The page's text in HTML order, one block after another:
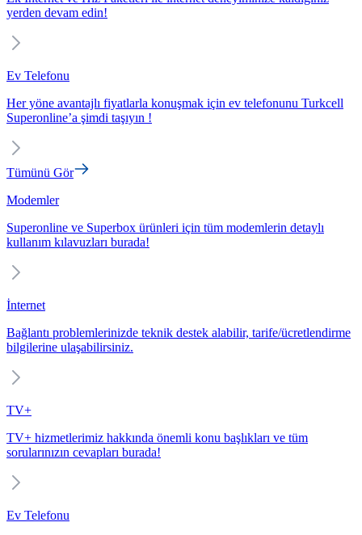
yerden devam edin!
Ev Telefonu
Her yöne avantajlı fiyatlarla konuşmak için ev telefonunu Turkcell
Superonline’a şimdi taşıyın !
Tümünü Gör
Modemler
Superonline ve Superbox ürünleri için tüm modemlerin detaylı
kullanım kılavuzları burada!
İnternet
Bağlantı problemlerinizde teknik destek alabilir, tarife/ücretlendirme
bilgilerine ulaşabilirsiniz.
TV+
TV+ hizmetlerimiz hakkında önemli konu başlıkları ve tüm
sorularınızın cevapları burada!
Ev Telefonu